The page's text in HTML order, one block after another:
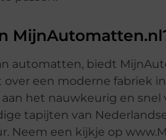
automatten, biedt
een moderne fabriek
het nauwkeurig en snel
tapijten van
Neem een kijkje op